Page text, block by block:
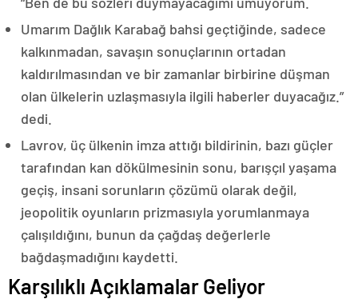
Umarım Dağlık Karabağ bahsi geçtiğinde, sadece
kalkınmadan, savaşın sonuçlarının ortadan
kaldırılmasından ve bir zamanlar birbirine düşman
olan ülkelerin uzlaşmasıyla ilgili haberler duyacağız.”
dedi.
Lavrov, üç ülkenin imza attığı bildirinin, bazı güçler
tarafından kan dökülmesinin sonu, barışçıl yaşama
geçiş, insani sorunların çözümü olarak değil,
jeopolitik oyunların prizmasıyla yorumlanmaya
çalışıldığını, bunun da çağdaş değerlerle
bağdaşmadığını kaydetti.
Karşılıklı Açıklamalar Geliyor